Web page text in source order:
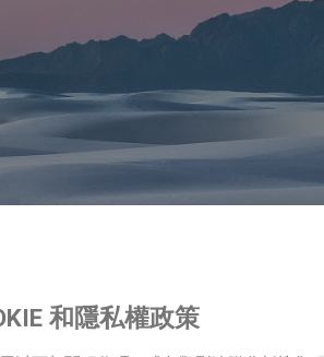
和隱私權政策